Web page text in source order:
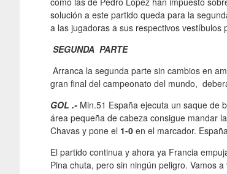
solución a este partido queda para la
a las jugadoras a sus respectivos vestíbulos
SEGUNDA PARTE
Arranca la segunda parte sin cambios en
gran final del campeonato del mundo,
GOL .- Min.51 España ejecuta un saque de
área pequeña de cabeza consigue mandar
Chavas y pone el 1-0 en el marcador.
El partido continua y ahora ya Francia
Pina chuta, pero sin ningún peligro. Vamos